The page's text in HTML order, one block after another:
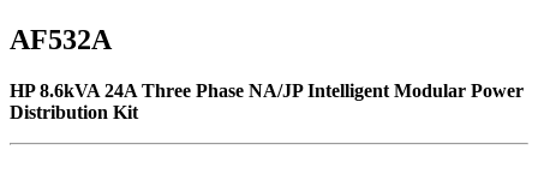
AF532A
HP 8.6kVA 24A Three Phase NA/JP Intelligent Modular Power
Distribution Kit